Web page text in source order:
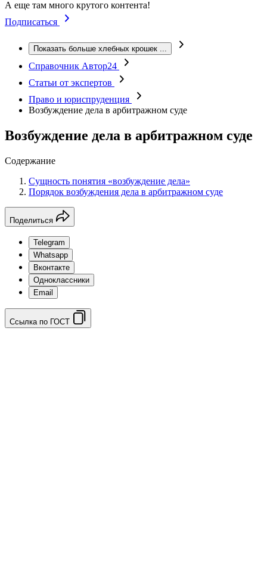
А еще там много крутого контента!
Подписаться
Показать больше хлебных крошек ...
Справочник Автор24
Статьи от экспертов
Право и юриспруденция
Возбуждение дела в арбитражном суде
Возбуждение дела в арбитражном суде
Содержание
Сущность понятия «возбуждение дела»
Порядок возбуждения дела в арбитражном суде
Поделиться
Telegram
Whatsapp
Вконтакте
Одноклассники
Email
Ссылка по ГОСТ